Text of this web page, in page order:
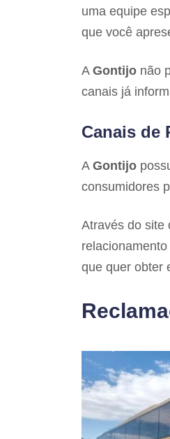
uma equipe
que você
A Gontijo não
canais já
Canais de
A Gontijo
consumidores
Através do site
que quer obter